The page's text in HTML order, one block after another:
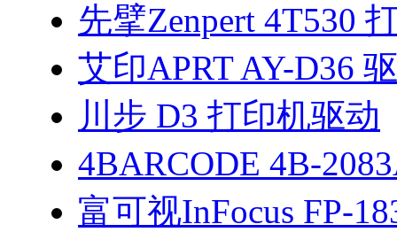
先擘Zenpert 4T530
艾印APRT AY-D36
川步 D3 打印机驱动
4BARCODE 4B-
富可视InFocus FP-